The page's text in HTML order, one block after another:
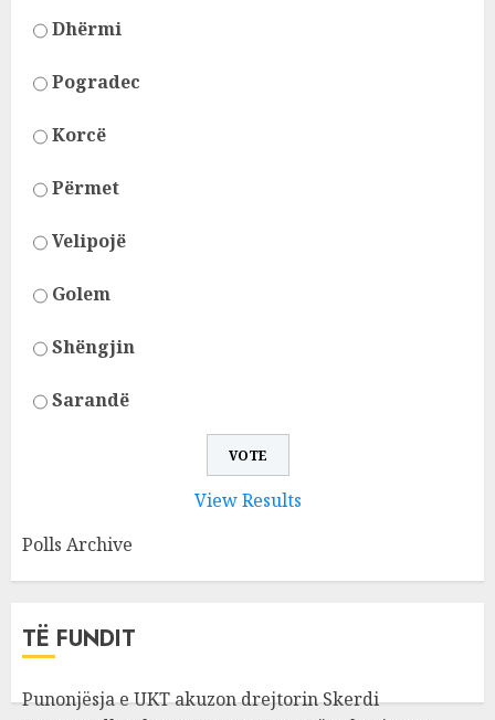
Dhërmi
Pogradec
Korcë
Përmet
Velipojë
Golem
Shëngjin
Sarandë
View Results
Polls Archive
TË FUNDIT
Punonjësja e UKT akuzon drejtorin Skerdi